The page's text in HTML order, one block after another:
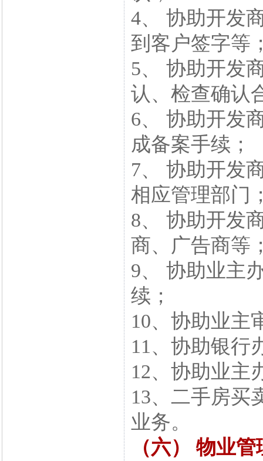
4、 协助开发
到客户签字等
5、 协助开发
认、检查确认
6、 协助开发
成备案手续；
7、 协助开发
相应管理部门
8、 协助开发
商、广告商等
9、 协助业主
续；
10、协助业主
11、协助银行
12、协助业主
13、二手房买
业务。
（六） 物业管